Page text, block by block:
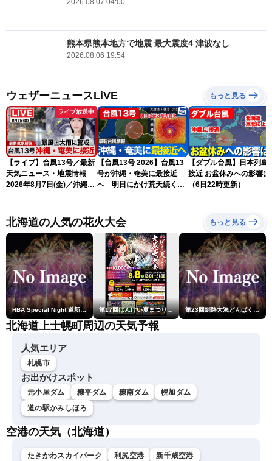
熊本県熊本地方で地震 最大震度4 津波なし
2026.08.06 19:54
ウェザーニュースLiVE もっと見る
ライブ放送中
【ライブ】台風13号／最新
天気ニュース・地震情報
2026年8月7日(金)／沖縄・
スLiVEモーニング・松本真
央／有賀哲夫〉
【台風13号 2026】台風13
号が沖縄・奄美に最接近
へ 明日にかけ荒天続く
【ダブル台風】日本列島
接近 お盆休みへの影響は？
（6日22時更新）
北海道の人気の花火大会 もっと見る
HBA Special Night 道新・秋華火（はなび） 第17回ばんけい夏まつり大花火大会 第23回釧路大漁どんぱく花火大会 ～道新・光と音のファンタジー～
北海道上士幌町周辺の天気予報
人気エリア
札幌市
お出かけスポット
元小屋ダム 糠平ダム 糠南ダム
幌加ダム
道の駅かみしほろ
空港の天気（北海道）
たきかわスカイパーク 利尻空港
新千歳空港